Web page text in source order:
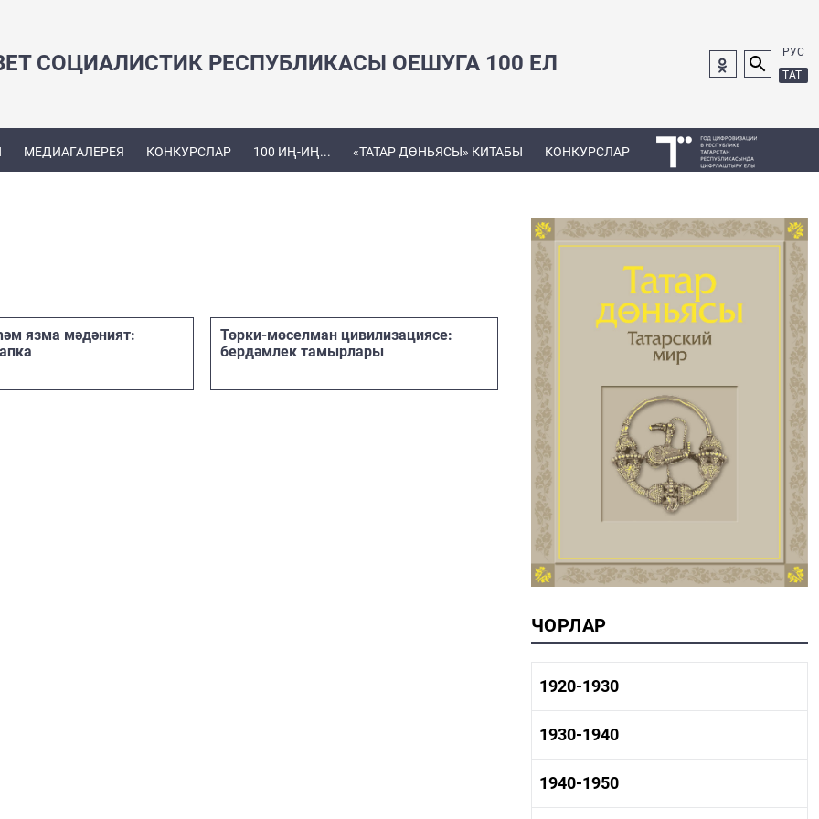
СОЦИАЛИСТИК РЕСПУБЛИКАСЫ ОЕШУГА 100 ЕЛ
РУС
ТАТ
МЕДИАГАЛЕРЕЯ КОНКУРСЛАР 100 ИҢ-ИҢ... «ТАТАР ДӨНЬЯСЫ» КИТАБЫ КОНКУРСЛАР
язма мәдәният:
Төрки-мөселман цивилизациясе:
бердәмлек тамырлары
ЧОРЛАР
1920-1930
1920-1930 тарих
1920-1930 мәдәният
1930-1940
1930-1940 тарих
1930-1940 мәдәният
1940-1950